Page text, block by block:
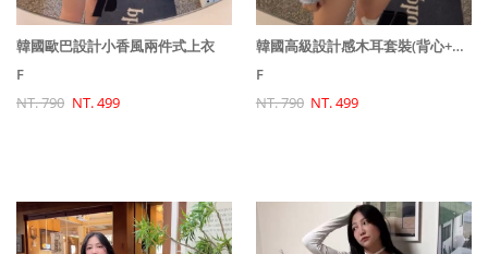
韓國歐巴設計小香風兩件式上衣
F
NT. 790 NT. 499
韓國高級設計感木耳套裝(背心+罩衫)
F
NT. 790 NT. 499